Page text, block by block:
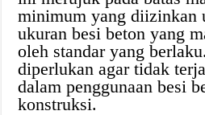
minimum yang diizinkan
ukuran besi beton yang
oleh standar yang
diperlukan agar tidak
dalam penggunaan besi
konstruksi.